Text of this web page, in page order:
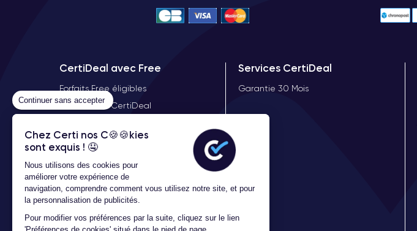
Continuer sans accepter
Chez Certi nos C🍪🍪kies
sont exquis ! 🤤
Nous utilisons des cookies pour
améliorer votre expérience de
navigation, comprendre comment vous utilisez notre site, et pour
la personnalisation de publicités.
Pour modifier vos préférences par la suite, cliquez sur le lien
CertiDeal avec Free
Forfaits Free éligibles
Offre Free X CertiDeal
Services CertiDeal
Garantie 30 Mois